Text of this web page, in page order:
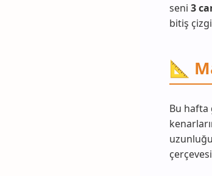
seni 3
bitiş
📐
Bu hafta